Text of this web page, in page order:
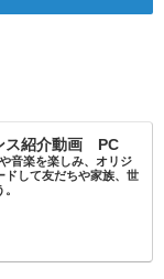
ス紹介動画 PC
音楽を楽しみ、オリジ
ドして友だちや家族、世